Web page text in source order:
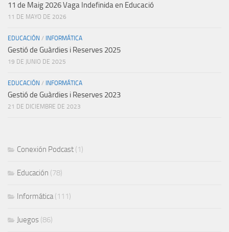
11 de Maig 2026 Vaga Indefinida en Educació
11 DE MAYO DE 2026
EDUCACIÓN / INFORMÁTICA
Gestió de Guàrdies i Reserves 2025
19 DE JUNIO DE 2025
EDUCACIÓN / INFORMÁTICA
Gestió de Guàrdies i Reserves 2023
21 DE DICIEMBRE DE 2023
Conexión Podcast (1)
Educación (78)
Informática(111)
Juegos (86)